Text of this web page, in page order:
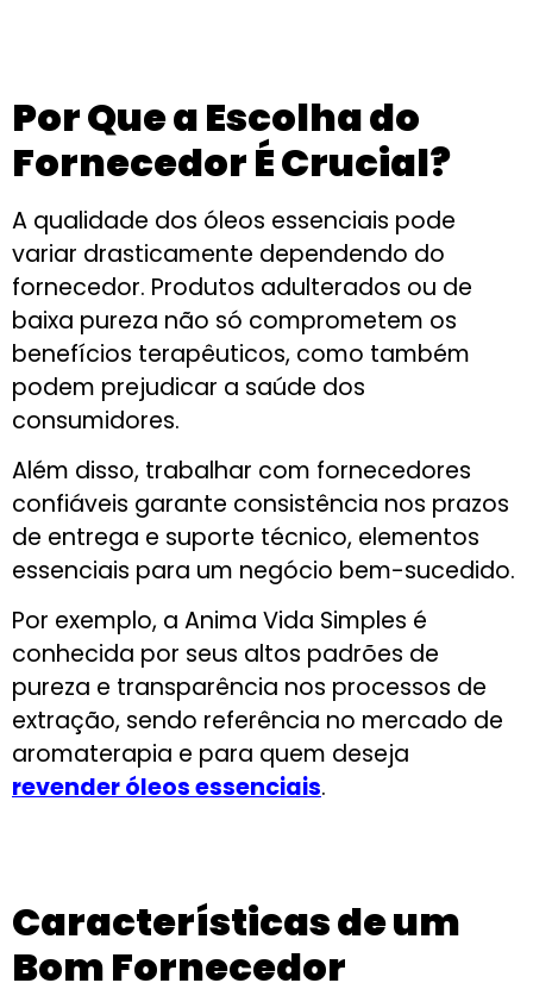
Por Que a Escolha do
Fornecedor É Crucial?
A qualidade dos óleos essenciais pode
variar drasticamente dependendo do
fornecedor. Produtos adulterados ou de
baixa pureza não só comprometem os
benefícios terapêuticos, como também
podem prejudicar a saúde dos
consumidores.
Além disso, trabalhar com fornecedores
confiáveis garante consistência nos prazos
de entrega e suporte técnico, elementos
essenciais para um negócio bem-sucedido.
Por exemplo, a Anima Vida Simples é
conhecida por seus altos padrões de
pureza e transparência nos processos de
extração, sendo referência no mercado de
aromaterapia e para quem deseja
revender óleos essenciais.
Características de um
Bom Fornecedor